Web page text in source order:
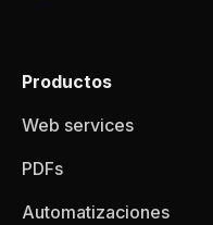
Productos
Web services
PDFs
Automatizaciones